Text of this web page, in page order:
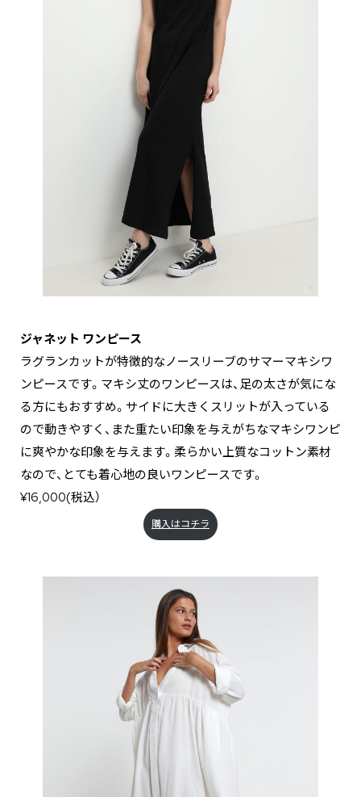
ジャネット ワンピース
ラグランカットが特徴的なノースリーブのサマーマキシワ
ンピースです。マキシ丈のワンピースは、足の太さが気にな
る方にもおすすめ。サイドに大きくスリットが入っている
ので動きやすく、また重たい印象を与えがちなマキシワンピ
に爽やかな印象を与えます。柔らかい上質なコットン素材
なので、とても着心地の良いワンピースです。
¥16,000(税込）
購入はコチラ